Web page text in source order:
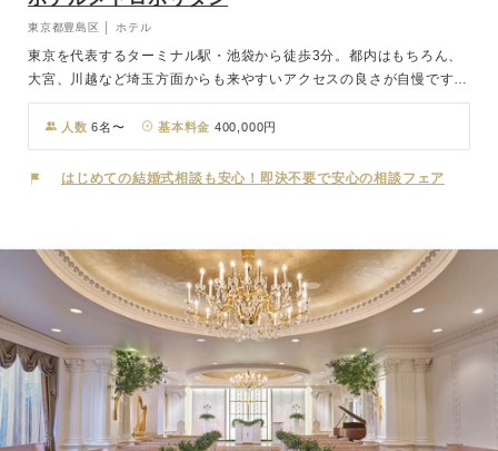
東京都豊島区 │ ホテル
東京を代表するターミナル駅・池袋から徒歩3分。都内はもちろん、
大宮、川越など埼玉方面からも来やすいアクセスの良さが自慢です。
緑溢れる屋上ガーデン、ステンドグラスのあるモダンなチャペル、眺
望抜群のバンケットなどホテルウェディングならではの設備を、おふ
たりでの挙式から少人数婚・家族婚までご利用いただけます。
人数 6名〜 基本料金 400,000円
はじめての結婚式相談も安心！即決不要で安心の相談フェア